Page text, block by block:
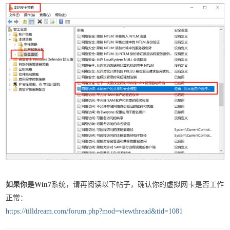
如果你是Win7系统，请再阅读以下帖子，确认你的虚拟网卡是否工作
正常：
https://tilldream.com/forum.php?mod=viewthread&tid=1081